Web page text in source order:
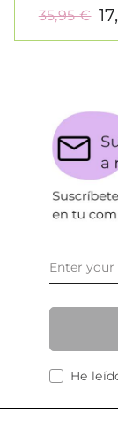
35,95 €
He